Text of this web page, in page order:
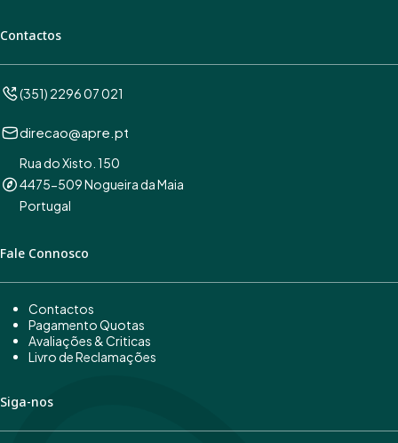
Contactos
(351) 2296 07 021
direcao@apre.pt
Rua do Xisto. 150
4475-509 Nogueira da Maia
Portugal
Fale Connosco
Contactos
Pagamento Quotas
Avaliações & Criticas
Livro de Reclamações
Siga-nos